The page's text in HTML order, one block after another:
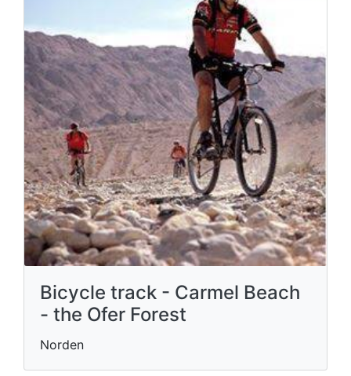
Bicycle track - Carmel Beach
- the Ofer Forest
Norden